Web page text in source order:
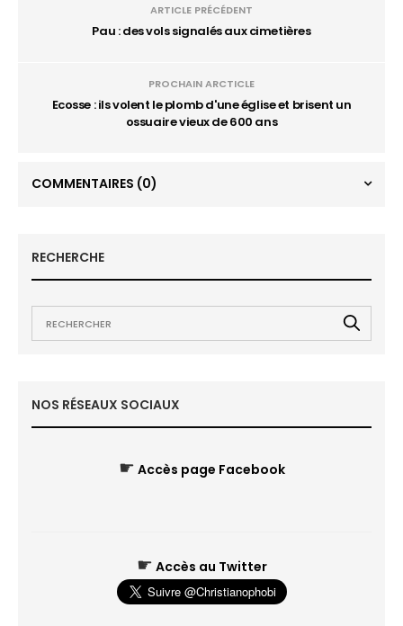
ARTICLE PRÉCÉDENT
Pau : des vols signalés aux cimetières
PROCHAIN ARCTICLE
Ecosse : ils volent le plomb d'une église et brisent un
ossuaire vieux de 600 ans
COMMENTAIRES (0)
RECHERCHE
NOS RÉSEAUX SOCIAUX
☛ Accès page Facebook
☛ Accès au Twitter